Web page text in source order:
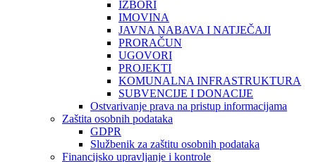
IZBORI
IMOVINA
JAVNA NABAVA I NATJEČAJI
PRORAČUN
UGOVORI
PROJEKTI
KOMUNALNA INFRASTRUKTURA
SUBVENCIJE I DONACIJE
Ostvarivanje prava na pristup informacijama
Zaštita osobnih podataka
GDPR
Službenik za zaštitu osobnih podataka
Financijsko upravljanje i kontrole